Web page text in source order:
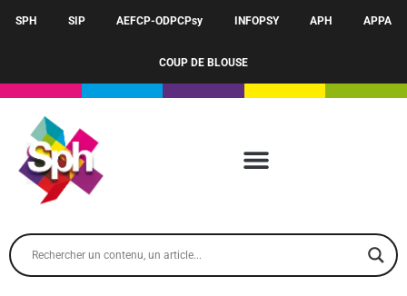
SPH SIP AEFCP-ODPCPsy INFOPSY APH APPA
COUP DE BLOUSE